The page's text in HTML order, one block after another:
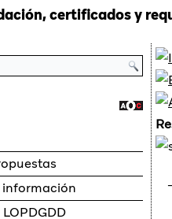
certificados y
información